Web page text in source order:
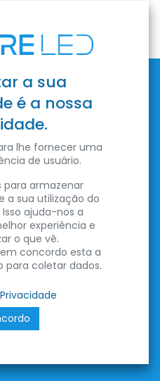
a sua
é a nossa
lhe fornecer uma
de usuário.
para armazenar
a sua utilização do
ajuda-nos a
experiência e
o que vê.
concordo esta a
para coletar dados.